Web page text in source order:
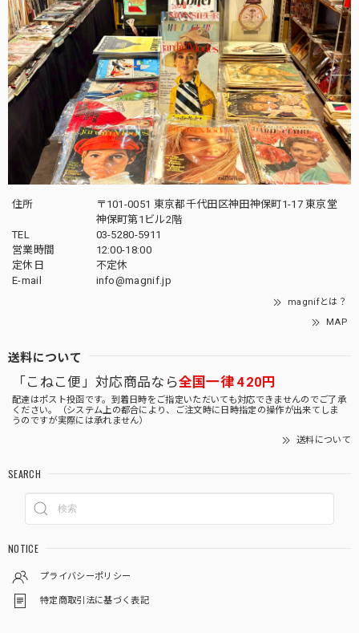
住所
〒101-0051 東京都千代田区神田神保町1-17 東京堂
神保町第1ビル2階
TEL
03-5280-5911
営業時間
12:00-18:00
定休日
不定休
E-mail
info@magnif.jp
magnifとは？
MAP
送料について
「こねこ便」対応商品なら全国一律 420円
配達はポスト投函です。到着日時をご指定いただいても対応できませんのでご了承
ください。（システム上の都合により、ご注文時に日時指定の操作が出来てしま
うのですが実際には承れません）
送料について
SEARCH
NOTICE
プライバシーポリシー
特定商取引法に基づく表記